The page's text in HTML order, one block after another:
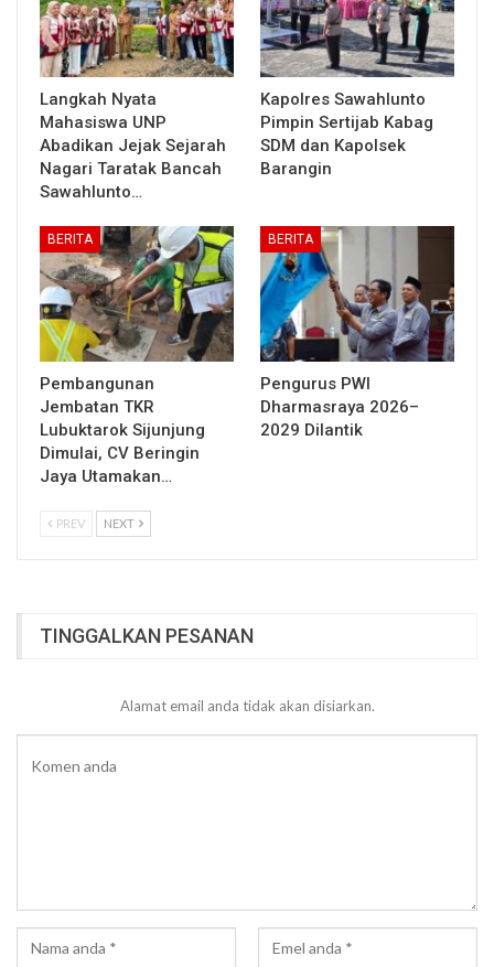
Langkah Nyata
Mahasiswa UNP
Abadikan Jejak Sejarah
Nagari Taratak Bancah
Sawahlunto…
Kapolres Sawahlunto
Pimpin Sertijab Kabag
SDM dan Kapolsek
Barangin
BERITA
Pembangunan
Jembatan TKR
Lubuktarok Sijunjung
Dimulai, CV Beringin
Jaya Utamakan…
BERITA
Pengurus PWI
Dharmasraya 2026–
2029 Dilantik
PREV NEXT
TINGGALKAN PESANAN
Alamat email anda tidak akan disiarkan.